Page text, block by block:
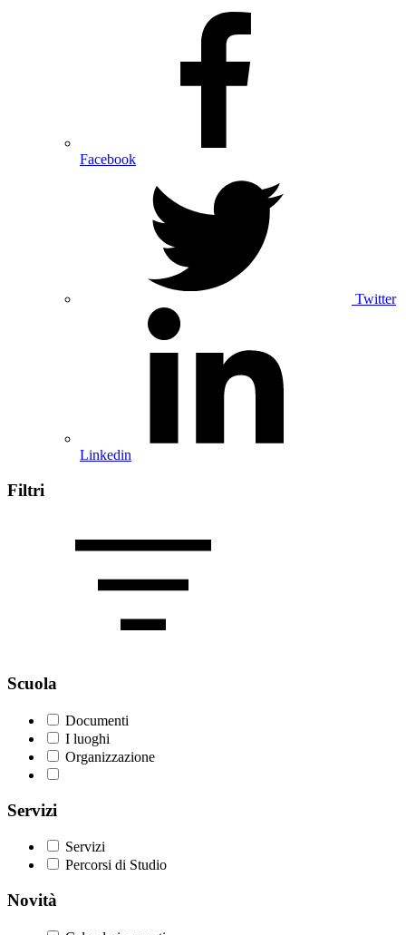
Facebook
Twitter
Linkedin
Filtri
Scuola
Documenti
I luoghi
Organizzazione
Servizi
Servizi
Percorsi di Studio
Novità